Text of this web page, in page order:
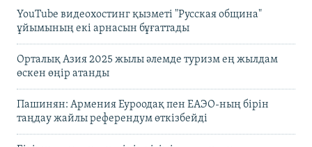
YouTube видеохостинг қызметі "Русская община"
ұйымының екі арнасын бұғаттады
Орталық Азия 2025 жылы әлемде туризм ең жылдам
өскен өңір атанды
Пашинян: Армения Еуроодақ пен ЕАЭО-ның бірін
таңдау жайлы референдум өткізбейді